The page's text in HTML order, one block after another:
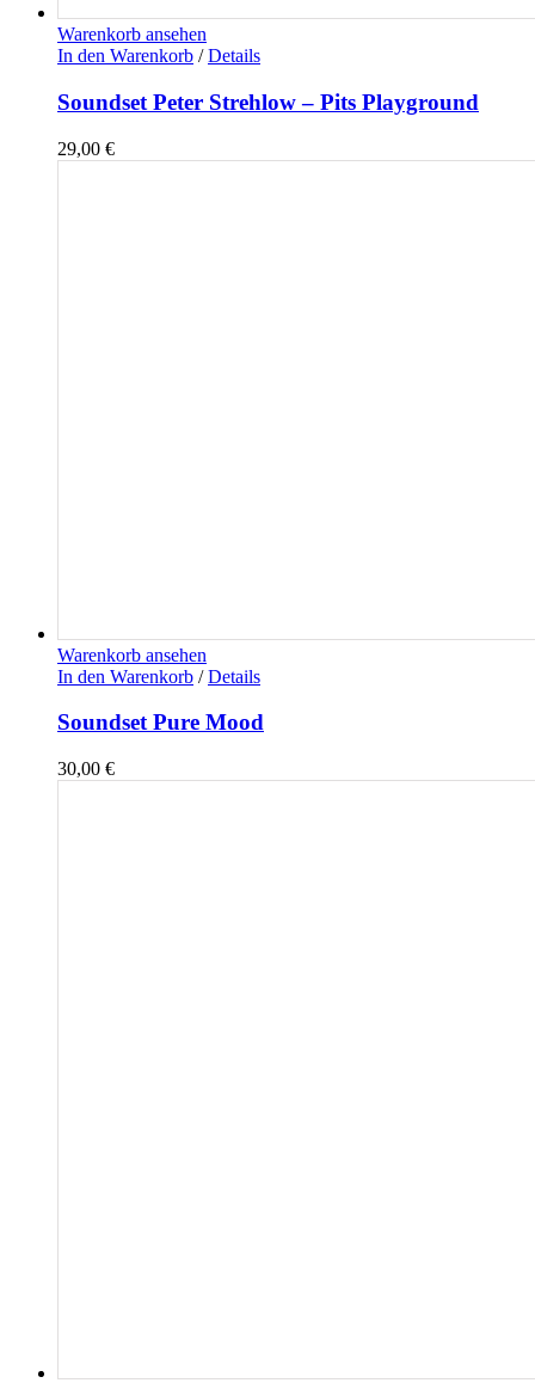
Warenkorb ansehen
In den Warenkorb / Details
Soundset Peter Strehlow – Pits Playground
29,00 €
Warenkorb ansehen
In den Warenkorb / Details
Soundset Pure Mood
30,00 €